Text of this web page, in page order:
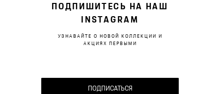
ПОДПИШИТЕСЬ НА НАШ
INSTAGRAM
УЗНАВАЙТЕ О НОВОЙ КОЛЛЕКЦИИ И
АКЦИЯХ ПЕРВЫМИ
ПОДПИСАТЬСЯ